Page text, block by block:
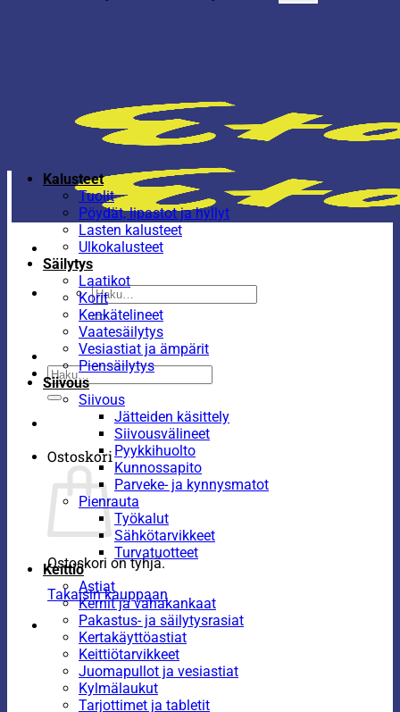
Etsi:
Etsi:
Ostoskori
Ostoskori on tyhjä.
Takaisin kauppaan
Kalusteet
Tuolit
Pöydät, lipastot ja hyllyt
Lasten kalusteet
Ulkokalusteet
Säilytys
Laatikot
Korit
Kenkätelineet
Vaatesäilytys
Vesiastiat ja ämpärit
Piensäilytys
Siivous
Siivous
Jätteiden käsittely
Siivousvälineet
Pyykkihuolto
Kunnossapito
Parveke- ja kynnysmatot
Pienrauta
Työkalut
Sähkötarvikkeet
Turvatuotteet
Keittiö
Astiat
Kernit ja vahakankaat
Pakastus- ja säilytysrasiat
Kertakäyttöastiat
Keittiötarvikkeet
Juomapullot ja vesiastiat
Kylmälaukut
Tarjottimet ja tabletit